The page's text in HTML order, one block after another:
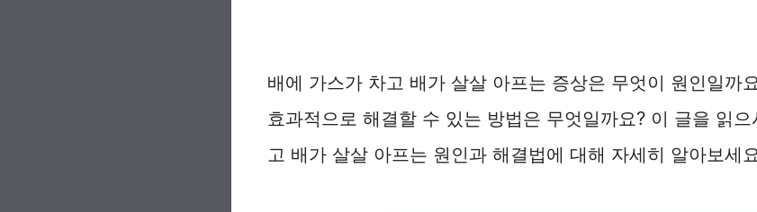
배에 가스가 차고 배가 살살 아프는 증상은 무엇이 원인일까
효과적으로 해결할 수 있는 방법은 무엇일까요? 이 글을 읽
고 배가 살살 아프는 원인과 해결법에 대해 자세히 알아보세